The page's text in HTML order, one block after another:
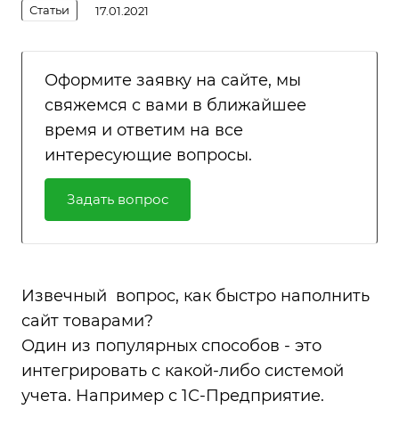
Статьи 17.01.2021
Оформите заявку на сайте, мы
свяжемся с вами в ближайшее
время и ответим на все
интересующие вопросы.
Задать вопрос
Извечный вопрос, как быстро наполнить
сайт товарами?
Один из популярных способов - это
интегрировать с какой-либо системой
учета. Например с 1С-Предприятие.